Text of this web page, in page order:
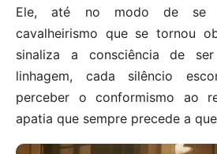
Ele, até no modo de se
cavalheirismo que se tornou
sinaliza a consciência de
linhagem, cada silêncio
perceber o conformismo ao
apatia que sempre precede a